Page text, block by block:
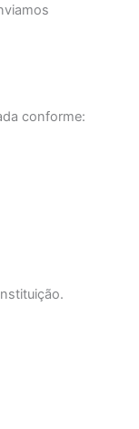
conforme: